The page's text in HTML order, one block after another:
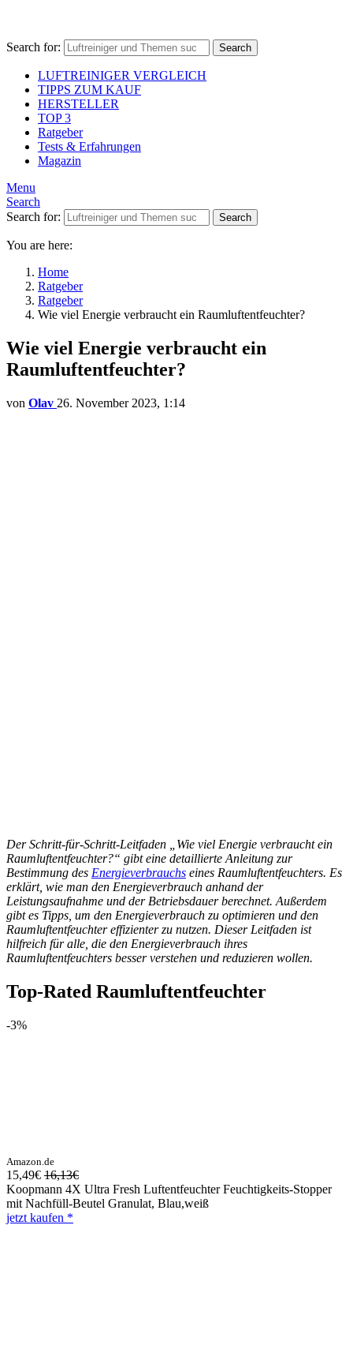
Search for: Search
LUFTREINIGER VERGLEICH
TIPPS ZUM KAUF
HERSTELLER
TOP 3
Ratgeber
Tests & Erfahrungen
Magazin
Menu
Search
Search for:
Search
You are here:
Home
Ratgeber
Ratgeber
Wie viel Energie verbraucht ein Raumluftentfeuchter?
Wie viel Energie verbraucht ein
Raumluftentfeuchter?
von Olav 26. November 2023, 1:14
Der Schritt-für-Schritt-Leitfaden „Wie viel Energie verbraucht ein
Raumluftentfeuchter?“ gibt eine detaillierte Anleitung zur
Bestimmung des Energieverbrauchs eines Raumluftentfeuchters. Es
erklärt, wie man den Energieverbrauch anhand der
Leistungsaufnahme und der Betriebsdauer berechnet. Außerdem
gibt es Tipps, um den Energieverbrauch zu optimieren und den
Raumluftentfeuchter effizienter zu nutzen. Dieser Leitfaden ist
hilfreich für alle, die den Energieverbrauch ihres
Raumluftentfeuchters besser verstehen und reduzieren wollen.
Top-Rated Raumluftentfeuchter
-3%
Amazon.de
15,49€ 16,13€
Koopmann 4X Ultra Fresh Luftentfeuchter Feuchtigkeits-Stopper
mit Nachfüll-Beutel Granulat, Blau,weiß
jetzt kaufen *